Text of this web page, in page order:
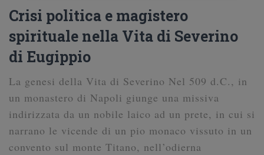
Crisi politica e magistero
spirituale nella Vita di Severino
di Eugippio
La genesi della Vita di Severino Nel 509 d.C., in
un monastero di Napoli giunge una missiva
indirizzata da un nobile laico ad un prete, in cui si
narrano le vicende di un pio monaco vissuto in un
convento sul monte Titano, nell’odierna